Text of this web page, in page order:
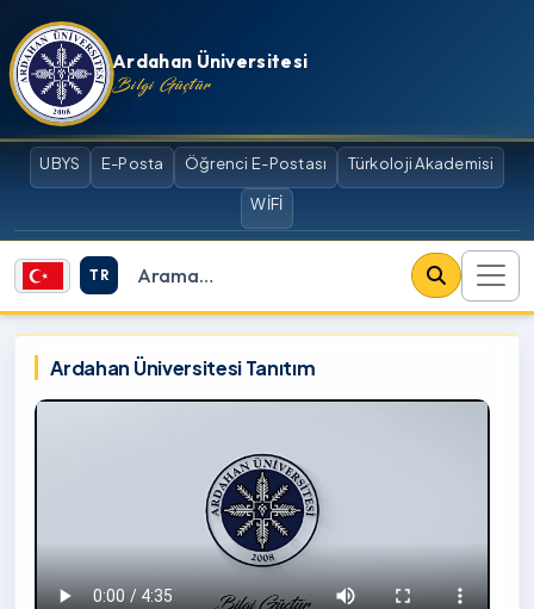
İçeriğe atla
Ardahan Üniversitesi
Bilgi Güçtür
UBYS E-Posta Öğrenci E-Postası Türkoloji Akademisi
WİFİ
TR
Site içi arama
Ardahan Üniversitesi
Ardahan Üniversitesi Tanıtım